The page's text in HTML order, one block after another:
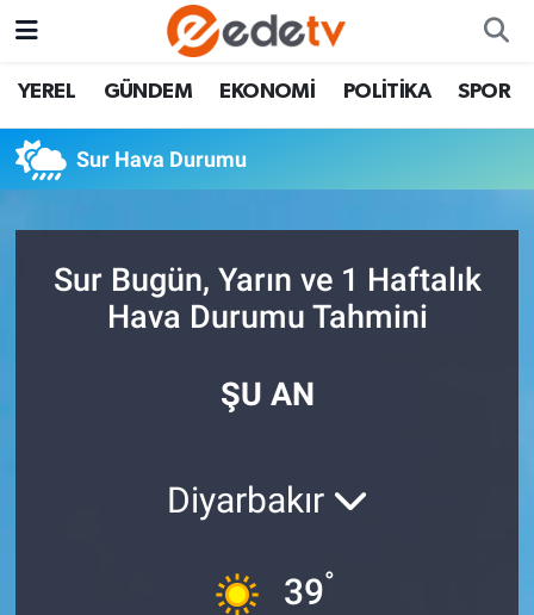
YEREL GÜNDEM EKONOMİ POLİTİKA SPOR
Sur Hava Durumu
Sur Bugün, Yarın ve 1 Haftalık
Hava Durumu Tahmini
ŞU AN
Diyarbakır
39°